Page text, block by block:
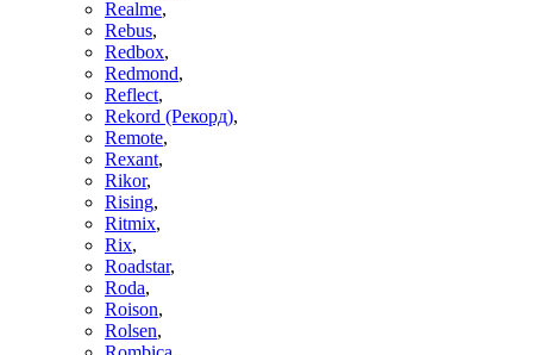
Realme,
Rebus,
Redbox,
Redmond,
Reflect,
Rekord (Рекорд),
Remote,
Rexant,
Rikor,
Rising,
Ritmix,
Rix,
Roadstar,
Roda,
Roison,
Rolsen,